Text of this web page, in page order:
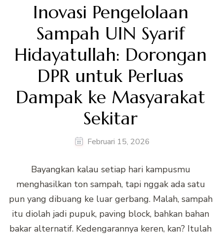
Inovasi Pengelolaan
Sampah UIN Syarif
Hidayatullah: Dorongan
DPR untuk Perluas
Dampak ke Masyarakat
Sekitar
Februari 15, 2026
Bayangkan kalau setiap hari kampusmu
menghasilkan ton sampah, tapi nggak ada satu
pun yang dibuang ke luar gerbang. Malah, sampah
itu diolah jadi pupuk, paving block, bahkan bahan
bakar alternatif. Kedengarannya keren, kan? Itulah